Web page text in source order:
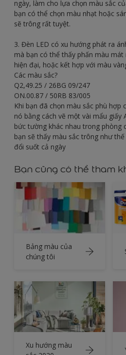
ngày, làm cho lựa chọn màu sắc
bạn có thể chọn màu nhạt hoặc
sẽ trông rất tuyệt.
3. Đèn LED có xu hướng phát ra
mà bạn có thể thấy phấn màu
hiện đại, hoặc kết hợp với màu
Các màu sắc?
Q2,49.25 / 26BG 09/247
ON.00.87 / 50RB 83/005
Khi bạn đã chọn màu sắc phù hợp
nó bằng cách vẽ một vài mẩu giấy
bức tường khác nhau trong phòng
bạn sẽ thấy màu sắc trông như
đổi suốt cả ngày
Bạn cũng có thể tham
Bảng màu của
chúng tôi
Xu hướng màu